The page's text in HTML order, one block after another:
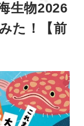
生物2026
た！【前